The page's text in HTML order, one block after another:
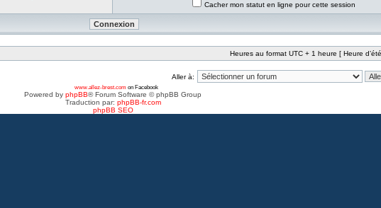
Cacher mon statut en ligne pour cette session
Heures au format UTC + 1 heure [ Heure
Aller à:
www.allez-brest.com on Facebook
Powered by phpBB® Forum Software © phpBB Group
Traduction par: phpBB-fr.com
phpBB SEO